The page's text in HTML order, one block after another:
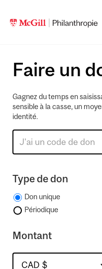
Faire un
Gagnez du temps en
sensible à la casse, un
identité.
Type de don
Don unique
Périodique
Montant